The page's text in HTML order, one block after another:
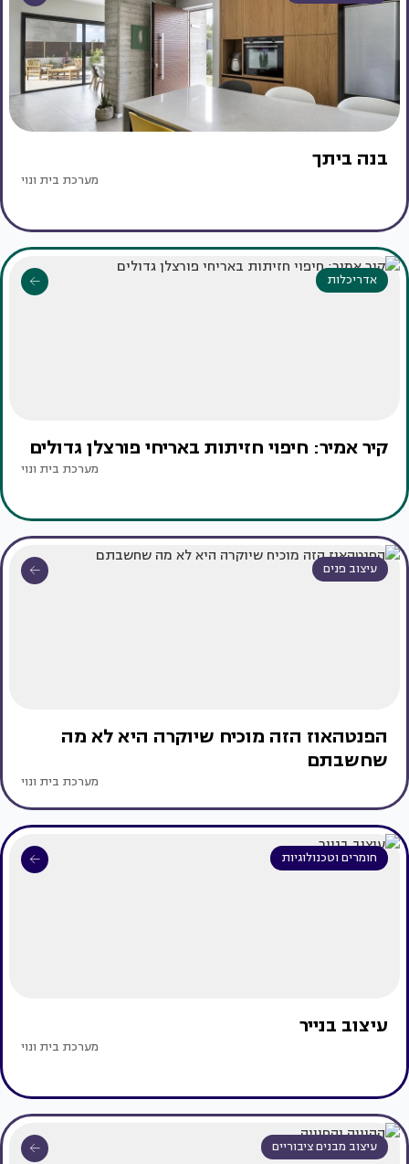
בנה ביתך
מערכת בית ונוי
אדריכלות
קיר אמיר: חיפוי חזיתות באריחי פורצלן גדולים
מערכת בית ונוי
עיצוב פנים
הפנטהאוז הזה מוכיח שיוקרה היא לא מה
שחשבתם
מערכת בית ונוי
חומרים וטכנולוגיות
עיצוב בנייר
מערכת בית ונוי
עיצוב מבנים ציבוריים